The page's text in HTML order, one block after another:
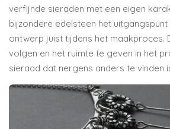
verfijnde sieraden met een eigen
bijzondere edelsteen het
ontwerp juist tijdens het maakproces.
volgen en het ruimte te geven in het
sieraad dat nergens anders te vinden